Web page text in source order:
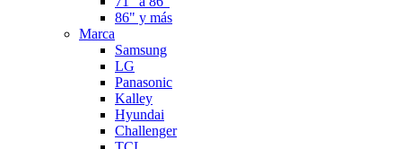
86" y más
Marca
Samsung
LG
Panasonic
Kalley
Hyundai
Challenger